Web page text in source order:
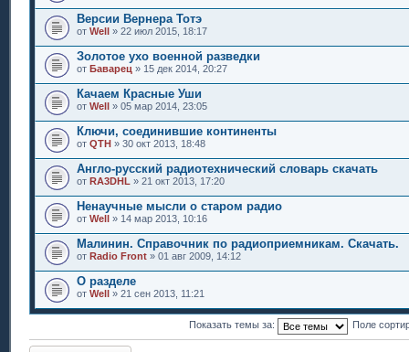
Версии Вернера Тотэ
от Well » 22 июл 2015, 18:17
Золотое ухо военной разведки
от Баварец » 15 дек 2014, 20:27
Качаем Красные Уши
от Well » 05 мар 2014, 23:05
Ключи, соединившие континенты
от QTH » 30 окт 2013, 18:48
Англо-русский радиотехнический словарь скачать
от RA3DHL » 21 окт 2013, 17:20
Ненаучные мысли о старом радио
от Well » 14 мар 2013, 10:16
Малинин. Справочник по радиоприемникам. Скачать.
от Radio Front » 01 авг 2009, 14:12
О разделе
от Well » 21 сен 2013, 11:21
Показать темы за: Поле